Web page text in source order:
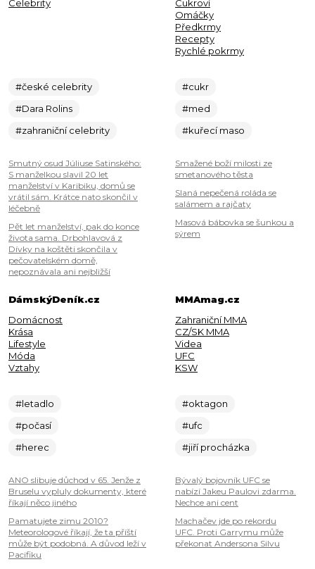
Celebrity
#české celebrity
#Dara Rolins
#zahraniční celebrity
Smutný osud Júliuse Satinského:
S manželkou slavil 20 let
manželství v Karibiku, domů se
vrátil sám. Krátce nato skončil v
léčebně
Pět let manželství, pak do konce
života sama. Drbohlavová z
Dívky na koštěti skončila v
pečovatelském domě,
nepoznávala ani nejbližší
Cukroví
Omáčky
Předkrmy
Recepty
Rychlé pokrmy
#cukr
#med
#kuřecí maso
Smažené boží milosti ze
smetanového těsta
Slaná nepečená roláda se
salámem a rajčaty
Masová bábovka se šunkou a
sýrem
DámskýDeník.cz
Domácnost
Krása
Lifestyle
Móda
Vztahy
#letadlo
#počasí
#herec
ANO slibuje důchod v 65. Jenže z
Bruselu vypluly dokumenty, které
říkají něco jiného
Pamatujete zimu 2010?
Meteorologové říkají, že ta příští
může být podobná. A důvod leží v
Pacifiku
MMAmag.cz
Zahraniční MMA
CZ/SK MMA
Videa
UFC
KSW
#oktagon
#ufc
#jiří procházka
Bývalý bojovník UFC se
nabízí Jakeu Paulovi zdarma.
Nechce ani cent
Machačev jde po rekordu
UFC. Proti Garrymu může
překonat Andersona Silvu